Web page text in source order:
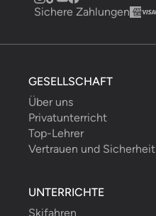
Sichere Zahlungen
GESELLSCHAFT
Über uns
Privatunterricht
Top-Lehrer
Vertrauen und Sicherheit
UNTERRICHTE
Skifahren